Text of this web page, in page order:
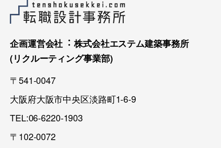
企画運営会社︓ 株式会社エステム建築事務所
(リクルーティング事業部)
〒541-0047
大阪府大阪市中央区淡路町1-6-9
TEL:06-6220-1903
〒102-0072